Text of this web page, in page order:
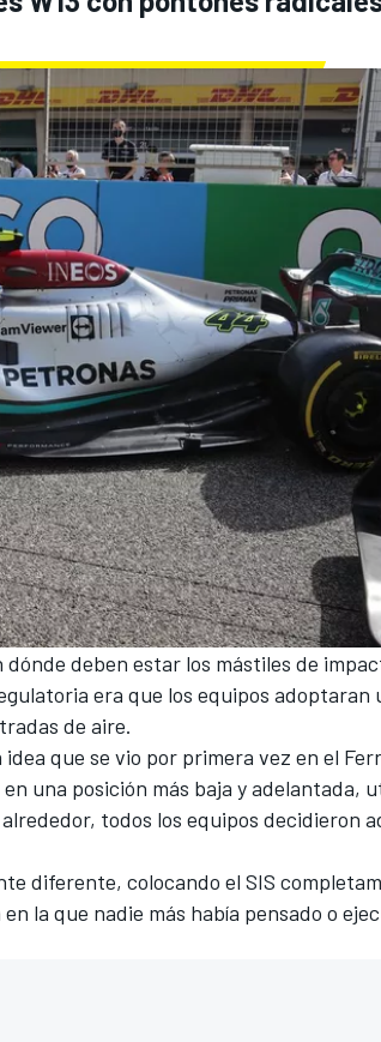
deben estar los mástiles de
era que los equipos adoptaran
de aire.
que se vio por primera vez en el
una posición más baja y adelantada,
todos los equipos decidieron
diferente, colocando el SIS
la que nadie más había pensado o